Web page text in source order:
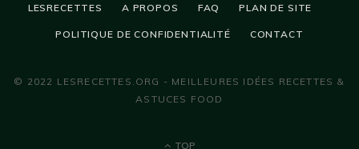
LESRECETTES A PROPOS FAQ PLAN DE SITE
POLITIQUE DE CONFIDENTIALITÉ CONTACT
© 2022 LESRECETTES.ORG - MEILLEURES IDÉES RECETTES &
ASTUCES FOOD
TOP